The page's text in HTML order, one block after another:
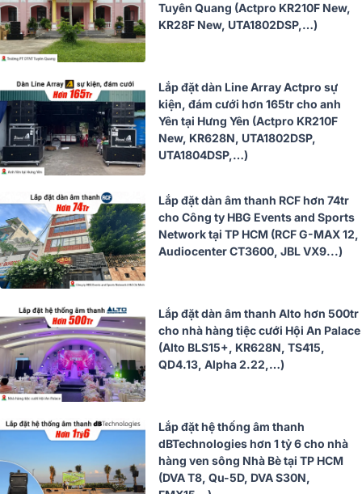
Tuyên Quang (Actpro KR210F New,
KR28F New, UTA1802DSP,…)
Lắp đặt dàn Line Array Actpro sự
kiện, đám cưới hơn 165tr cho anh
Yên tại Hưng Yên (Actpro KR210F
New, KR628N, UTA1802DSP,
UTA1804DSP,…)
Lắp đặt dàn âm thanh RCF hơn 74tr
cho Công ty HBG Events and Sports
Network tại TP HCM (RCF G-MAX 12,
Audiocenter CT3600, JBL VX9...)
Lắp đặt dàn âm thanh Alto hơn 500tr
cho nhà hàng tiệc cưới Hội An Palace
(Alto BLS15+, KR628N, TS415,
QD4.13, Alpha 2.22,…)
Lắp đặt hệ thống âm thanh
dBTechnologies hơn 1 tỷ 6 cho nhà
hàng ven sông Nhà Bè tại TP HCM
(DVA T8, Qu-5D, DVA S30N,